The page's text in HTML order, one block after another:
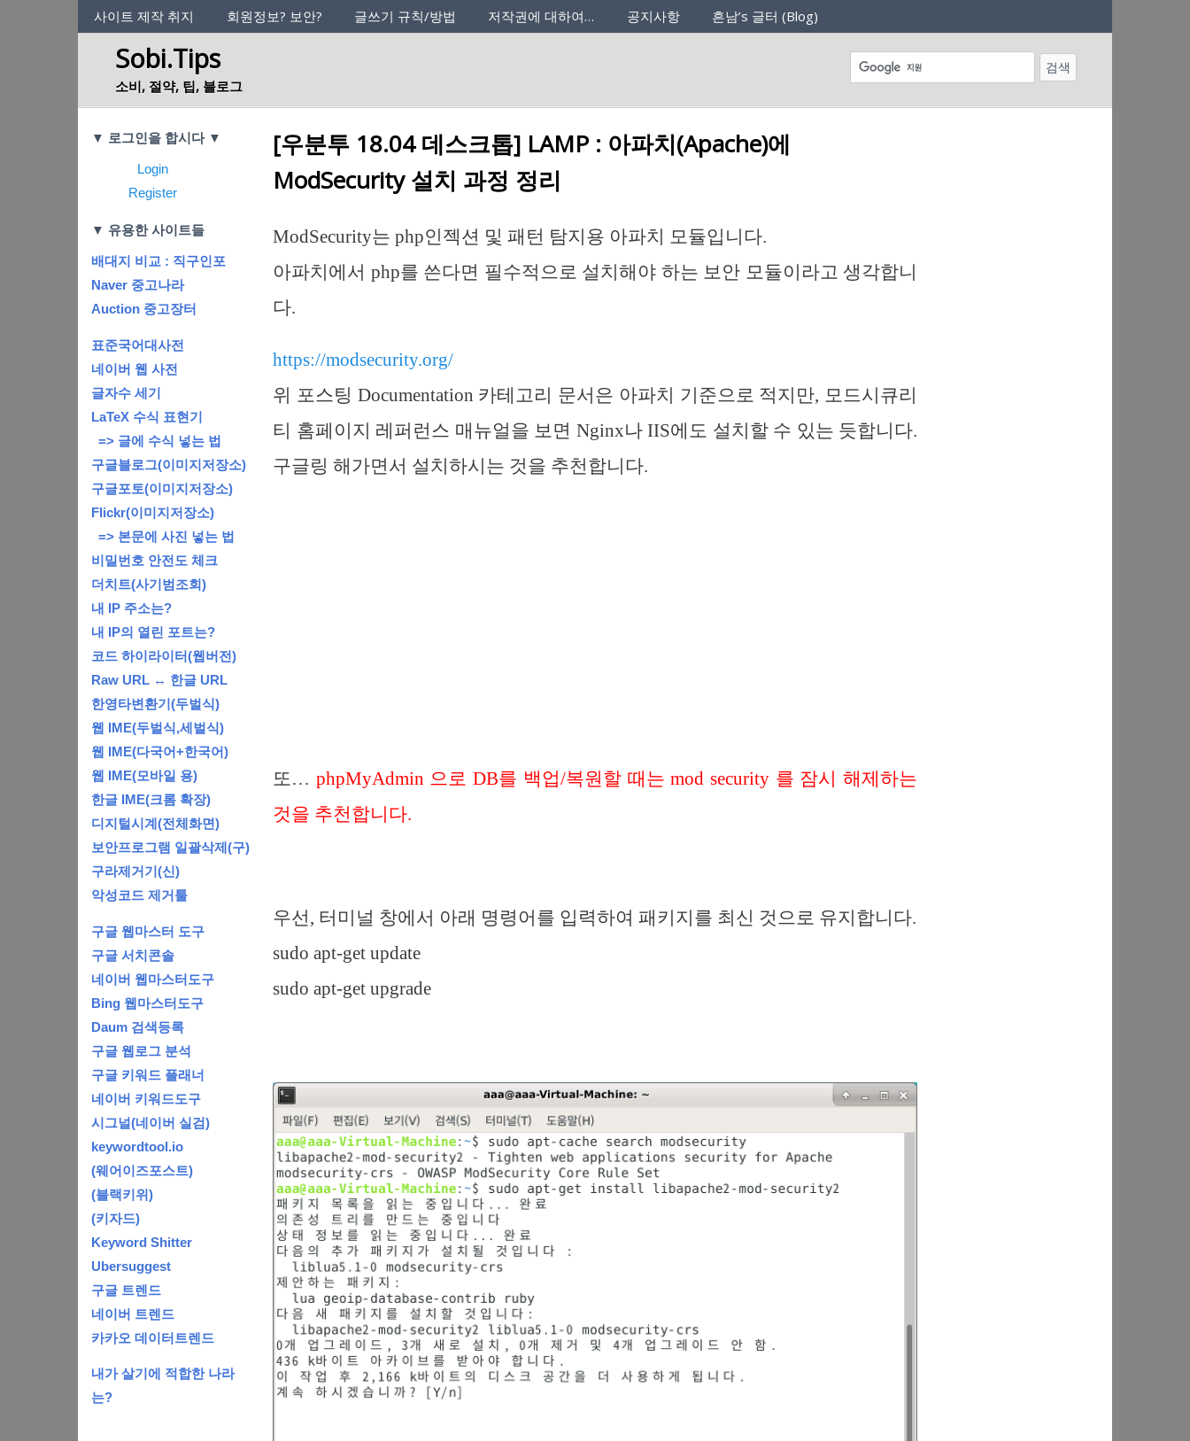
사이트의 정체성
사이트 제작 취지 회원정보? 보안? 글쓰기 규칙/방법 저작권에 대하여… 공지사항 흔남’s 글터 (Blog)
Sobi.Tips
소비, 절약, 팁, 블로그
Categories
[우분투 18.04 데스크톱] LAMP : 아파치(Apache)에
ModSecurity 설치 과정 정리
ModSecurity는 php인젝션 및 패턴 탐지용 아파치 모듈입니다.
아파치에서 php를 쓴다면 필수적으로 설치해야 하는 보안 모듈이라고 생각합니
다.
https://modsecurity.org/
위 포스팅 Documentation 카테고리 문서은 아파치 기준으로 적지만, 모드시큐리
티 홈페이지 레퍼런스 매뉴얼을 보면 Nginx나 IIS에도 설치할 수 있는 듯합니다.
구글링 해가면서 설치하시는 것을 추천합니다.
또… phpMyAdmin 으로 DB를 백업/복원할 때는 mod security 를 잠시 해제하는
것을 추천합니다.
우선, 터미널 창에서 아래 명령어를 입력하여 패키지를 최신 것으로 유지합니다.
sudo apt-get update
sudo apt-get upgrade
▼ 로그인을 합시다 ▼
Login
Register
▼ 유용한 사이트들
배대지 비교 : 직구인포
Naver 중고나라
Auction 중고장터
표준국어대사전
네이버 웹 사전
글자수 세기
LaTeX 수식 표현기
=> 글에 수식 넣는 법
구글블로그(이미지저장소)
구글포토(이미지저장소)
Flickr(이미지저장소)
=> 본문에 사진 넣는 법
비밀번호 안전도 체크
더치트(사기범조회)
내 IP 주소는?
내 IP의 열린 포트는?
코드 하이라이터(웹버전)
Raw URL ↔ 한글 URL
한영타변환기(두벌식)
웹 IME(두벌식,세벌식)
웹 IME(다국어+한국어)
웹 IME(모바일 용)
한글 IME(크롬 확장)
디지털시계(전체화면)
보안프로그램 일괄삭제(구)
구라제거기(신)
악성코드 제거툴
구글 웹마스터 도구
구글 서치콘솔
네이버 웹마스터도구
Bing 웹마스터도구
Daum 검색등록
구글 웹로그 분석
구글 키워드 플래너
네이버 키워드도구
시그널(네이버 실검)
keywordtool.io
(웨어이즈포스트)
(블랙키위)
(키자드)
Keyword Shitter
Ubersuggest
구글 트렌드
네이버 트렌드
카카오 데이터트렌드
내가 살기에 적합한 나라
는?